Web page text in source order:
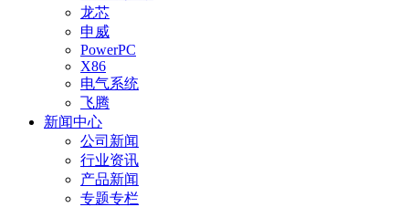
龙芯
申威
PowerPC
X86
电气系统
飞腾
新闻中心
公司新闻
行业资讯
产品新闻
专题专栏